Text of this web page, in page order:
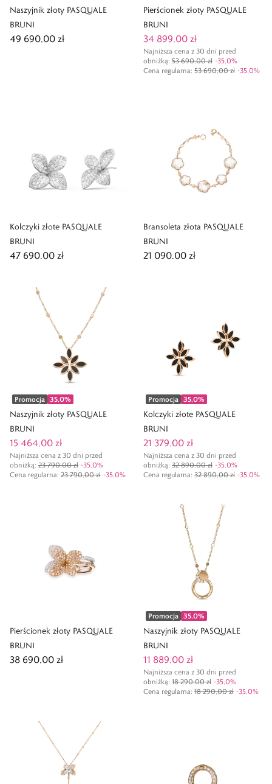
Naszyjnik złoty PASQUALE
BRUNI
49 690,00 zł
Pierścionek złoty PASQUALE
BRUNI
34 899,00 zł
Najniższa cena z 30 dni przed
obniżką: 53 690,00 zł -35,0%
Cena regularna: 53 690,00 zł -35,0%
Kolczyki złote PASQUALE
BRUNI
47 690,00 zł
Bransoleta złota PASQUALE
BRUNI
21 090,00 zł
Promocja 35,0%
Naszyjnik złoty PASQUALE
BRUNI
15 464,00 zł
Najniższa cena z 30 dni przed
obniżką: 23 790,00 zł -35,0%
Cena regularna: 23 790,00 zł -35,0%
Promocja 35,0%
Kolczyki złote PASQUALE
BRUNI
21 379,00 zł
Najniższa cena z 30 dni przed
obniżką: 32 890,00 zł -35,0%
Cena regularna: 32 890,00 zł -35,0%
Pierścionek złoty PASQUALE
BRUNI
38 690,00 zł
Promocja 35,0%
Naszyjnik złoty PASQUALE
BRUNI
11 889,00 zł
Najniższa cena z 30 dni przed
obniżką: 18 290,00 zł -35,0%
Cena regularna: 18 290,00 zł -35,0%